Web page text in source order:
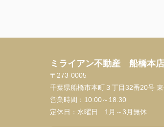
ミライアン不動産 船橋本店
〒273-0005
千葉県船橋市本町３丁目32番20号
営業時間： 10:00～18:30
定休日： 水曜日 1月～3月無休